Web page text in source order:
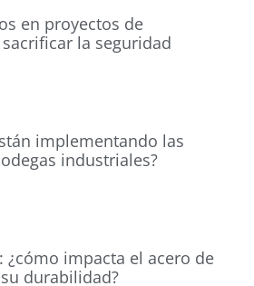
en proyectos de
la seguridad
implementando las
industriales?
¿cómo impacta el acero de
durabilidad?